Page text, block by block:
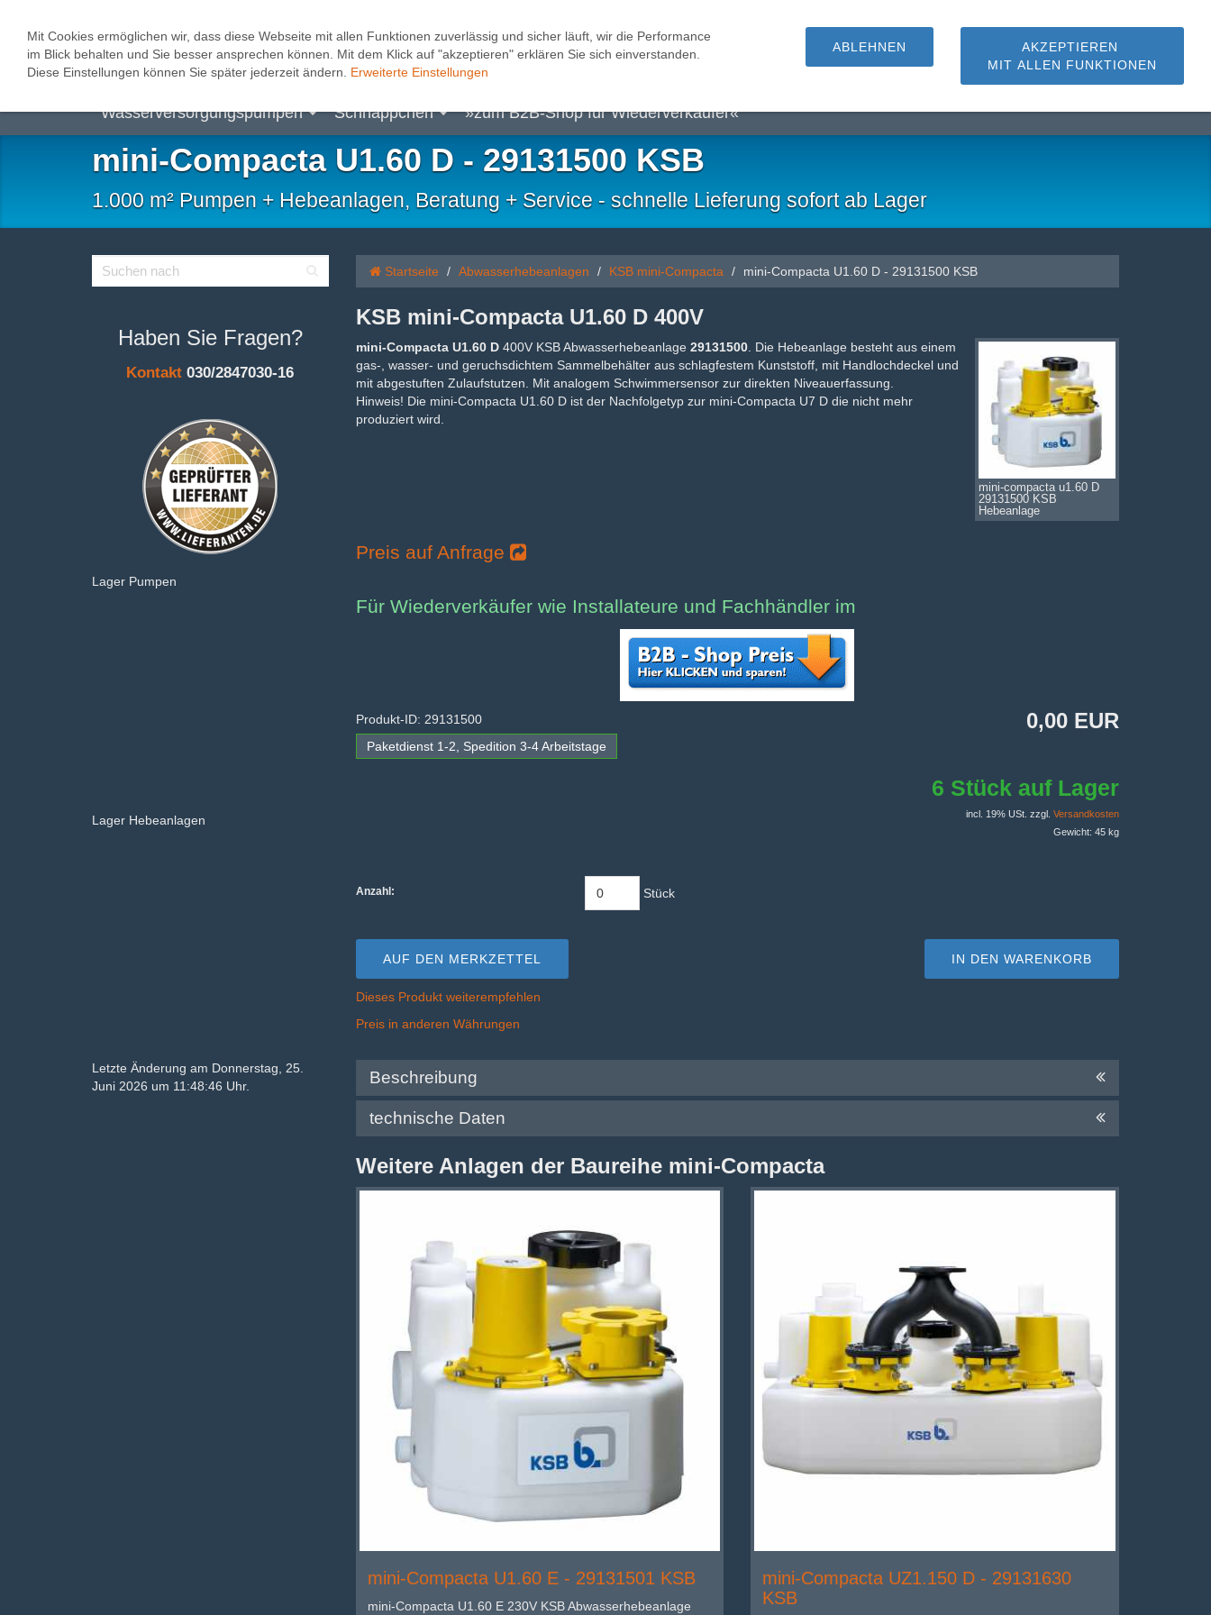
Abwasserhebeanlagen Heizungspumpen Kleinhebeanlagen Schmutzwasserpumpen
Wasserversorgungspumpen Schnäppchen »zum B2B-Shop für Wiederverkäufer«
mini-Compacta U1.60 D - 29131500 KSB
1.000 m² Pumpen + Hebeanlagen, Beratung + Service - schnelle Lieferung sofort ab Lager
Haben Sie Fragen?
Kontakt 030/2847030-16
Lager Pumpen
Lager Hebeanlagen
Letzte Änderung am Donnerstag, 25.
Juni 2026 um 11:48:46 Uhr.
Startseite Abwasserhebeanlagen KSB mini-Compacta mini-Compacta U1.60 D - 29131500 KSB
KSB mini-Compacta U1.60 D 400V
mini-compacta u1.60 D
29131500 KSB
Hebeanlage
mini-Compacta U1.60 D400V KSB Abwasserhebeanlage 29131500. Die Hebeanlage besteht aus einem
gas-, wasser- und geruchsdichtem Sammelbehälter aus schlagfestem Kunststoff, mit Handlochdeckel und
mit abgestuften Zulaufstutzen. Mit analogem Schwimmersensor zur direkten Niveauerfassung.
Hinweis! Die mini-Compacta U1.60 D ist der Nachfolgetyp zur mini-Compacta U7 D die nicht mehr
produziert wird.
Preis auf Anfrage
Für Wiederverkäufer wie Installateure und Fachhändler im
Produkt-ID: 29131500
Paketdienst 1-2, Spedition 3-4 Arbeitstage
0,00 EUR
6 Stück auf Lager
incl. 19% USt. zzgl. Versandkosten
Gewicht: 45 kg
Anzahl: Stück
IN DEN WARENKORB
AUF DEN MERKZETTEL
Dieses Produkt weiterempfehlen
Preis in anderen Währungen
Beschreibung
technische Daten
Weitere Anlagen der Baureihe mini-Compacta
mini-Compacta U1.60 E - 29131501 KSB
mini-Compacta U1.60 E 230V KSB Abwasserhebeanlage
mini-Compacta UZ1.150 D - 29131630
KSB
Mit Cookies ermöglichen wir, dass diese Webseite mit allen Funktionen zuverlässig und sicher läuft, wir die Performance
im Blick behalten und Sie besser ansprechen können. Mit dem Klick auf "akzeptieren" erklären Sie sich einverstanden.
Diese Einstellungen können Sie später jederzeit ändern. Erweiterte Einstellungen
AKZEPTIEREN
MIT ALLEN FUNKTIONEN
ABLEHNEN